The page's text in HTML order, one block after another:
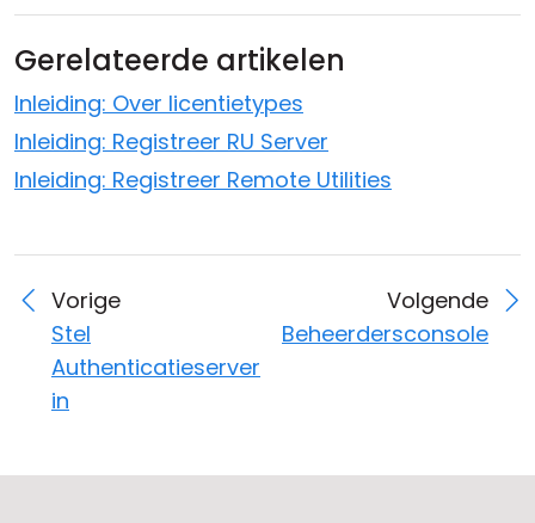
Gerelateerde artikelen
Inleiding: Over licentietypes
Inleiding: Registreer RU Server
Inleiding: Registreer Remote Utilities
Vorige
Stel
Authenticatieserver
in
Volgende
Beheerdersconsole